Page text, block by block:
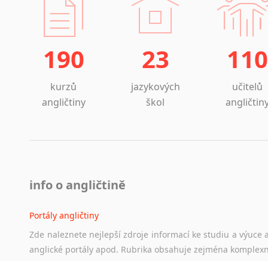
190
kurzů
angličtiny
23
jazykových
škol
110
učitelů
info o angličtině
Portály angličtiny
Zde naleznete nejlepší zdroje informací ke studiu a výuce
anglické portály apod. Rubrika obsahuje zejména